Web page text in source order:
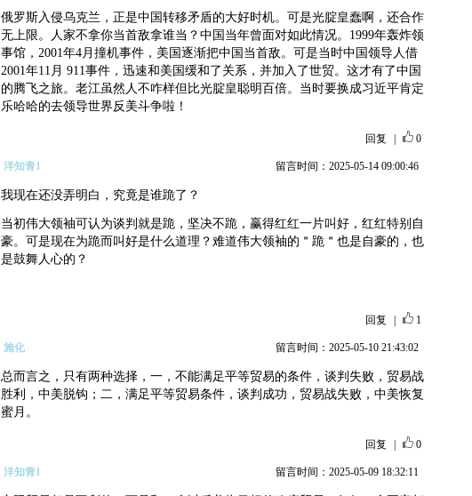
俄罗斯入侵乌克兰，正是中国转移矛盾的大好时机。可是光腚皇蠢啊，还合作
无上限。人家不拿你当首敌拿谁当？中国当年曾面对如此情况。1999年轰炸领
事馆，2001年4月撞机事件，美国逐渐把中国当首敌。可是当时中国领导人借
2001年11月 911事件，迅速和美国缓和了关系，并加入了世贸。这才有了中国
的腾飞之旅。老江虽然人不咋样但比光腚皇聪明百倍。当时要换成习近平肯定
乐哈哈的去领导世界反美斗争啦！
回复 0
洋知青1 留言时间：2025-05-14 09:00:46
我现在还没弄明白，究竟是谁跪了？
当初伟大领袖可认为谈判就是跪，坚决不跪，赢得红红一片叫好，红红特别自
豪。可是现在为跪而叫好是什么道理？难道伟大领袖的＂跪＂也是自豪的，也
是鼓舞人心的？
回复 1
施化 留言时间：2025-05-10 21:43:02
总而言之，只有两种选择，一，不能满足平等贸易的条件，谈判失败，贸易战
胜利，中美脱钩；二，满足平等贸易条件，谈判成功，贸易战失败，中美恢复
蜜月。
回复 0
洋知青1 留言时间：2025-05-09 18:32:11